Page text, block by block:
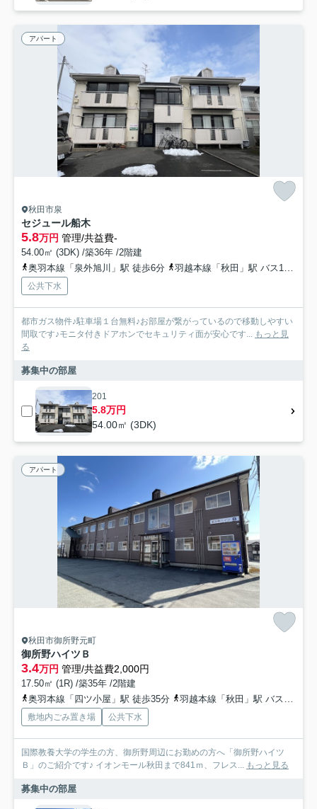
アパート
秋田市泉
セジュール船木
5.8万円 管理/共益費-
54.00㎡ (3DK) /築36年 /2階建
奥羽本線「泉外旭川」駅 徒歩6分
羽越本線「秋田」駅 バス16分 秋田中央交通「泉北三丁目」 停歩4分
公共下水
都市ガス物件♪駐車場１台無料♪お部屋が繋がっているので移動しやすい
間取です♪モニタ付きドアホンでセキュリティ面が安心です... もっと見
る
募集中の部屋
201
5.8万円
54.00㎡ (3DK)
アパート
秋田市御所野元町
御所野ハイツＢ
3.4万円 管理/共益費2,000円
17.50㎡ (1R) /築35年 /2階建
奥羽本線「四ツ小屋」駅 徒歩35分
羽越本線「秋田」駅 バス31分 広面御所野線「御所野小学校入口」 停歩10分
敷地内ごみ置き場 公共下水
国際教養大学の学生の方、御所野周辺にお勤めの方へ「御所野ハイツ
Ｂ」のご紹介です♪ イオンモール秋田まで841ｍ、フレス... もっと見る
募集中の部屋